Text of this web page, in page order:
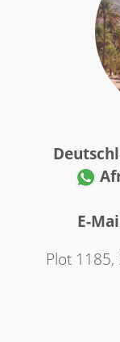
E-
Plot 1185,